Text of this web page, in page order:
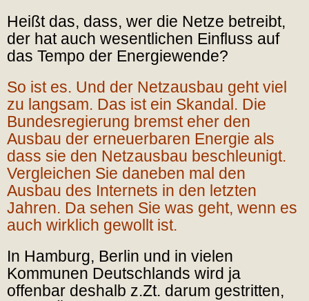
Heißt das, dass, wer die Netze betreibt,
der hat auch wesentlichen Einfluss auf
das Tempo der Energiewende?
So ist es. Und der Netzausbau geht viel
zu langsam. Das ist ein Skandal. Die
Bundesregierung bremst eher den
Ausbau der erneuerbaren Energie als
dass sie den Netzausbau beschleunigt.
Vergleichen Sie daneben mal den
Ausbau des Internets in den letzten
Jahren. Da sehen Sie was geht, wenn es
auch wirklich gewollt ist.
In Hamburg, Berlin und in vielen
Kommunen Deutschlands wird ja
offenbar deshalb z.Zt. darum gestritten,